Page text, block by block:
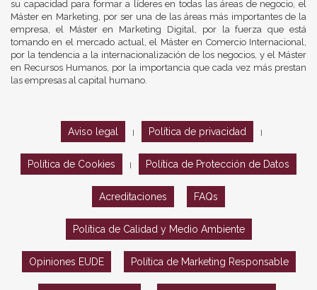
su capacidad para formar a líderes en todas las áreas de negocio, el
Máster en Marketing, por ser una de las áreas más importantes de la
empresa, el Máster en Marketing Digital, por la fuerza que está
tomando en el mercado actual, el Máster en Comercio Internacional,
por la tendencia a la internacionalización de los negocios, y el Máster
en Recursos Humanos, por la importancia que cada vez más prestan
las empresas al capital humano.
Aviso legal Política de privacidad
Política de Cookies Política de Protección de Datos
Acreditaciones FAQs
Política de Calidad y Medio Ambiente
Opiniones EUDE Política de Marketing Responsable